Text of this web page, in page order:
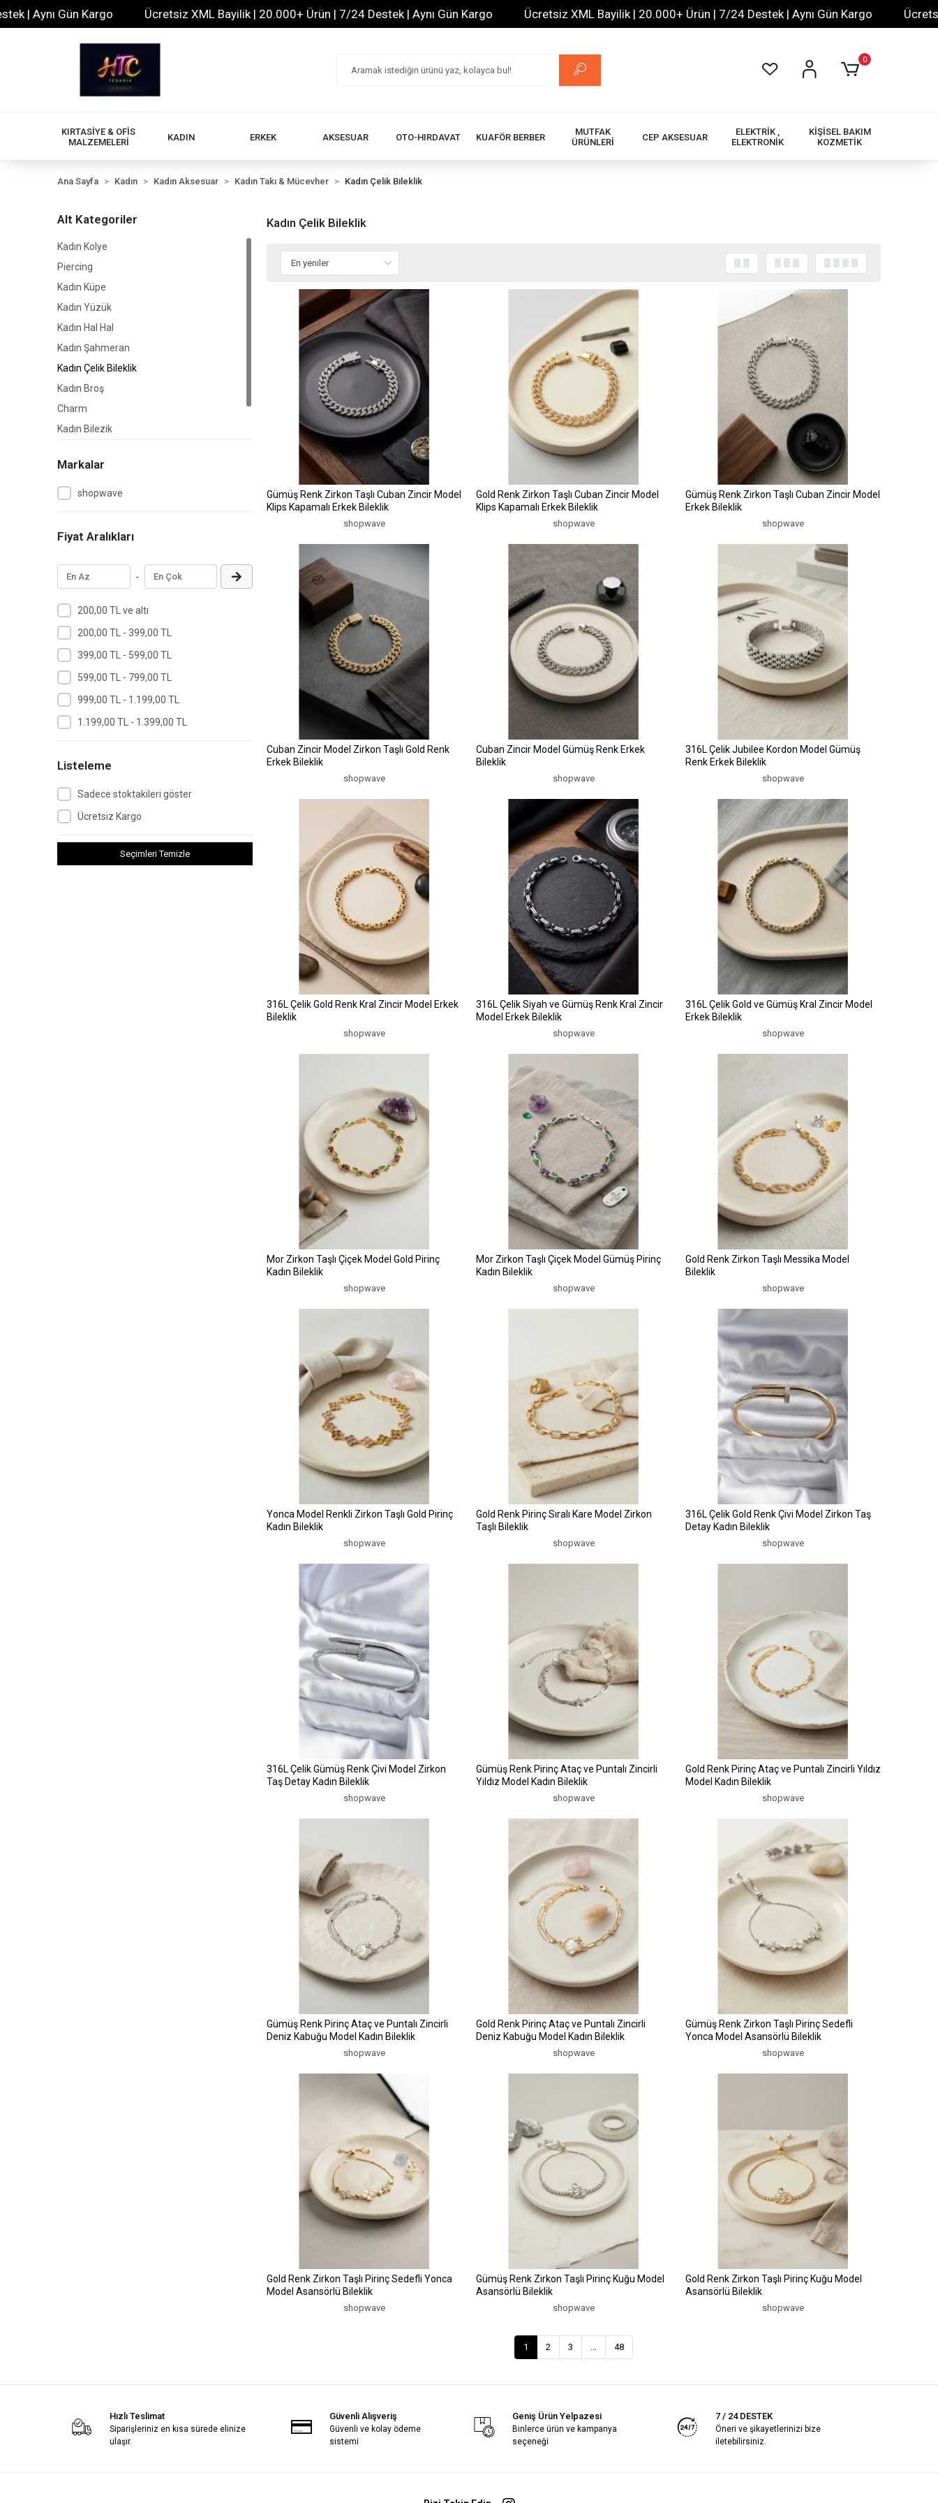
Kargo Ücretsiz XML Bayilik | 20.000+ Ürün | 7/24 Destek | Aynı Gün Kargo Ücretsiz XML Bayilik | 20.000+ Ürün | 7/24 Destek | Aynı Gün Kargo Ücretsiz XML
0
KIRTASİYE & OFİS
MALZEMELERİ
KADIN ERKEK AKSESUAR OTO-HIRDAVAT KUAFÖR BERBER
MUTFAK
ÜRÜNLERİ
CEP AKSESUAR
ELEKTRİK ,
ELEKTRONİK
KİŞİSEL BAKIM
KOZMETİK
Ana Sayfa Kadın Kadın Aksesuar Kadın Takı & Mücevher Kadın Çelik Bileklik
Alt Kategoriler
Kadın Kolye
Piercing
Kadın Küpe
Kadın Yüzük
Kadın Hal Hal
Kadın Şahmeran
Kadın Çelik Bileklik
Kadın Broş
Charm
Kadın Bilezik
Markalar
shopwave
Fiyat Aralıkları
-
200,00 TL ve altı
200,00 TL - 399,00 TL
399,00 TL - 599,00 TL
599,00 TL - 799,00 TL
999,00 TL - 1.199,00 TL
1.199,00 TL - 1.399,00 TL
Listeleme
Sadece stoktakileri göster
Ücretsiz Kargo
Seçimleri Temizle
Kadın Çelik Bileklik
Gümüş Renk Zirkon Taşlı Cuban Zincir Model
Klips Kapamalı Erkek Bileklik
shopwave
Gold Renk Zirkon Taşlı Cuban Zincir Model
Klips Kapamalı Erkek Bileklik
shopwave
Gümüş Renk Zirkon Taşlı Cuban Zincir Model
Erkek Bileklik
shopwave
Cuban Zincir Model Zirkon Taşlı Gold Renk
Erkek Bileklik
shopwave
Cuban Zincir Model Gümüş Renk Erkek
Bileklik
shopwave
316L Çelik Jubilee Kordon Model Gümüş
Renk Erkek Bileklik
shopwave
316L Çelik Gold Renk Kral Zincir Model Erkek
Bileklik
shopwave
316L Çelik Siyah ve Gümüş Renk Kral Zincir
Model Erkek Bileklik
shopwave
316L Çelik Gold ve Gümüş Kral Zincir Model
Erkek Bileklik
shopwave
Mor Zirkon Taşlı Çiçek Model Gold Pirinç
Kadın Bileklik
shopwave
Mor Zirkon Taşlı Çiçek Model Gümüş Pirinç
Kadın Bileklik
shopwave
Gold Renk Zirkon Taşlı Messika Model
Bileklik
shopwave
Yonca Model Renkli Zirkon Taşlı Gold Pirinç
Kadın Bileklik
shopwave
Gold Renk Pirinç Sıralı Kare Model Zirkon
Taşlı Bileklik
shopwave
316L Çelik Gold Renk Çivi Model Zirkon Taş
Detay Kadın Bileklik
shopwave
316L Çelik Gümüş Renk Çivi Model Zirkon
Taş Detay Kadın Bileklik
shopwave
Gümüş Renk Pirinç Ataç ve Puntalı Zincirli
Yıldız Model Kadın Bileklik
shopwave
Gold Renk Pirinç Ataç ve Puntalı Zincirli Yıldız
Model Kadın Bileklik
shopwave
Gümüş Renk Pirinç Ataç ve Puntalı Zincirli
Deniz Kabuğu Model Kadın Bileklik
shopwave
Gold Renk Pirinç Ataç ve Puntalı Zincirli
Deniz Kabuğu Model Kadın Bileklik
shopwave
Gümüş Renk Zirkon Taşlı Pirinç Sedefli
Yonca Model Asansörlü Bileklik
shopwave
Gold Renk Zirkon Taşlı Pirinç Sedefli Yonca
Model Asansörlü Bileklik
shopwave
Gümüş Renk Zirkon Taşlı Pirinç Kuğu Model
Asansörlü Bileklik
shopwave
Gold Renk Zirkon Taşlı Pirinç Kuğu Model
Asansörlü Bileklik
shopwave
1 2 3 48
Hızlı Teslimat
Siparişleriniz en kısa sürede elinize
ulaşır.
Güvenli Alışveriş
Güvenli ve kolay ödeme
sistemi
Geniş Ürün Yelpazesi
Binlerce ürün ve kampanya
seçeneği
7 / 24 DESTEK
Öneri ve şikayetlerinizi bize
iletebilirsiniz.